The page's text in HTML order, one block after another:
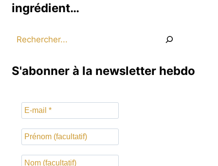
ingrédient…
Rechercher
S'abonner à la newsletter hebdo